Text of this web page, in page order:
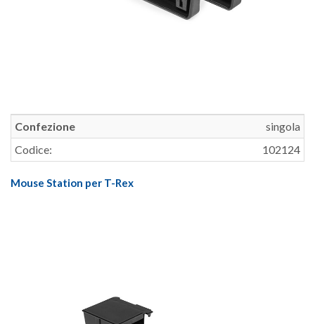
Confezione
singola
Codice:
102124
Mouse Station per T-Rex